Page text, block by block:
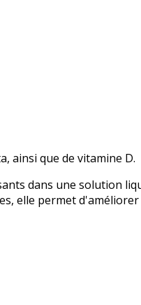
ainsi que de vitamine D.
dans une solution
elle permet